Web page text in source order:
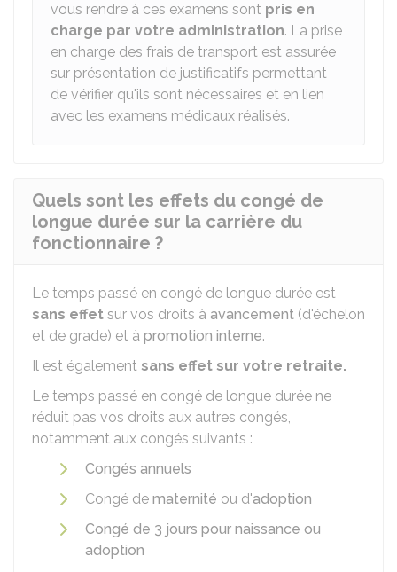
vous rendre à ces examens sont pris en
charge par votre administration. La prise
en charge des frais de transport est assurée
sur présentation de justificatifs permettant
de vérifier qu'ils sont nécessaires et en lien
avec les examens médicaux réalisés.
Quels sont les effets du congé de
longue durée sur la carrière du
fonctionnaire ?
Le temps passé en congé de longue durée est
sans effet sur vos droits à avancement (d'échelon
et de grade) et à promotion interne.
Il est également sans effet sur votre retraite.
Le temps passé en congé de longue durée ne
réduit pas vos droits aux autres congés,
notamment aux congés suivants :
Congés annuels
Congé de maternité ou d'adoption
Congé de 3 jours pour naissance ou
adoption